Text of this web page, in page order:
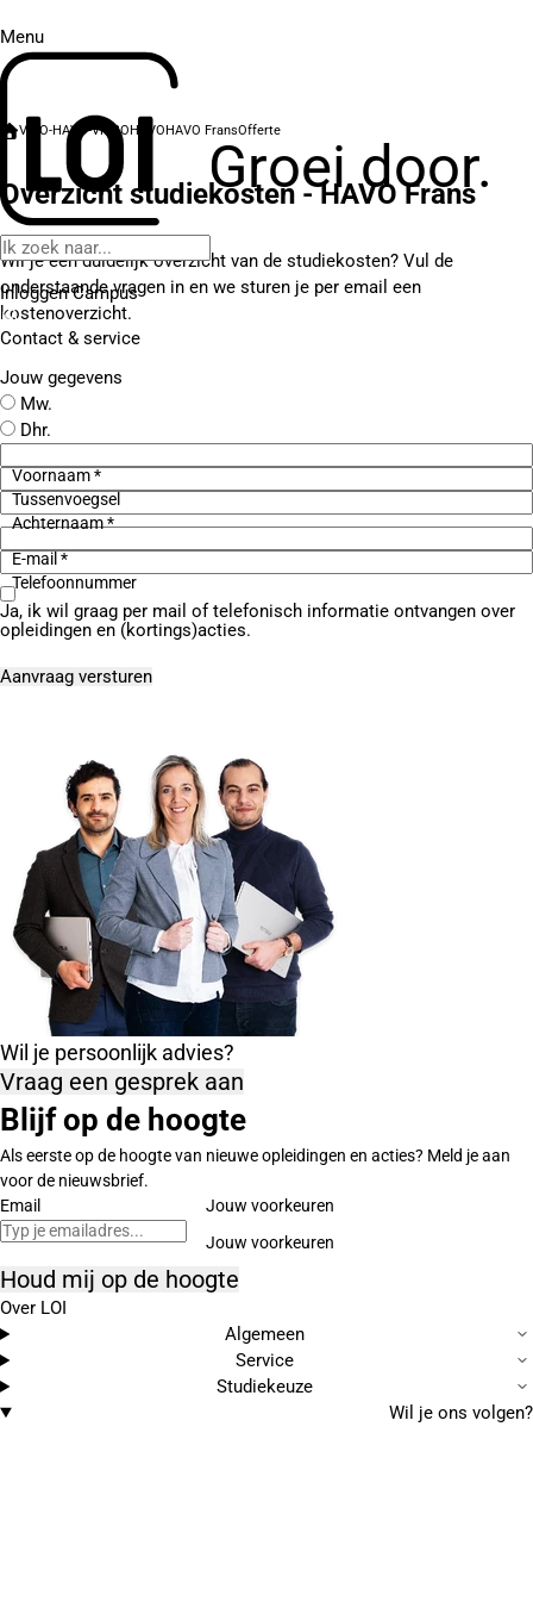
Menu
Groei door.
Inloggen Campus
Contact & service
VWO-HAVO-VMBOHAVOHAVO FransOfferte
Overzicht studiekosten - HAVO Frans
Wil je een duidelijk overzicht van de studiekosten? Vul de
onderstaande vragen in en we sturen je per email een
kostenoverzicht.
Jouw gegevens
Mw.
Dhr.
Voornaam *
Tussenvoegsel
Achternaam *
E-mail *
Telefoonnummer
Ja, ik wil graag per mail of telefonisch informatie ontvangen over
opleidingen en (kortings)acties.
Wil je persoonlijk advies?
Vraag een gesprek aan
Blijf op de hoogte
Als eerste op de hoogte van nieuwe opleidingen en acties? Meld je aan
voor de nieuwsbrief.
Email
Jouw voorkeuren
Houd mij op de hoogte
Over LOI
Algemeen
Service
Studiekeuze
Wil je ons volgen?